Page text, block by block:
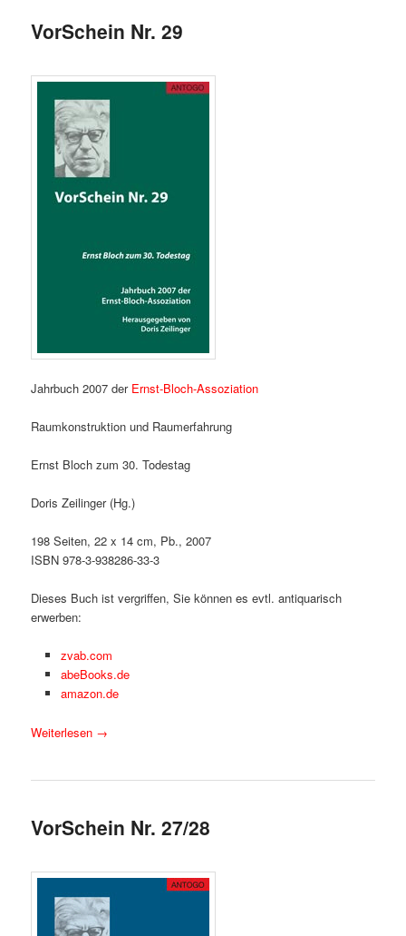
VorSchein Nr. 29
Jahrbuch 2007 der Ernst-Bloch-Assoziation
Raumkonstruktion und Raumerfahrung
Ernst Bloch zum 30. Todestag
Doris Zeilinger (Hg.)
198 Seiten, 22 x 14 cm, Pb., 2007
ISBN 978-3-938286-33-3
Dieses Buch ist vergriffen, Sie können es evtl. antiquarisch
erwerben:
zvab.com
abeBooks.de
amazon.de
Weiterlesen →
VorSchein Nr. 27/28